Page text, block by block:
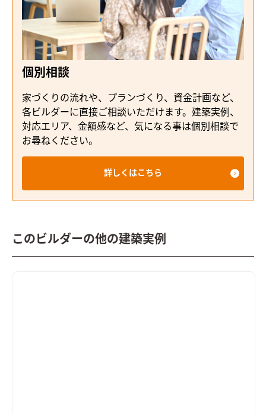
個別相談
家づくりの流れや、プランづくり、資金計画など、
各ビルダーに直接ご相談いただけます。建築実例、
対応エリア、金額感など、気になる事は個別相談で
お尋ねください。
詳しくはこちら
このビルダーの他の建築実例